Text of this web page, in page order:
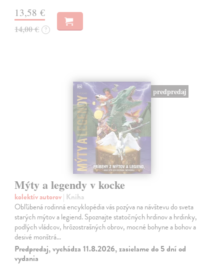
13,58 €
14,00 € ?
predpredaj
Mýty a legendy v kocke
kolektív autorov| Kniha
Obľúbená rodinná encyklopédia vás pozýva na návštevu do sveta
starých mýtov a legiend. Spoznajte statočných hrdinov a hrdinky,
podlých vládcov, hrôzostrašných obrov, mocné bohyne a bohov a
desivé monštrá…
Predpredaj, vychádza 11.8.2026, zasielame do 5 dní od
vydania